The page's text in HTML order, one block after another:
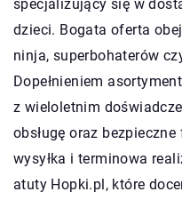
specjalizujący się w
dzieci. Bogata oferta
ninja, superbohaterów
Dopełnieniem
z wieloletnim
obsługę oraz
wysyłka i terminowa
atuty Hopki.pl, które